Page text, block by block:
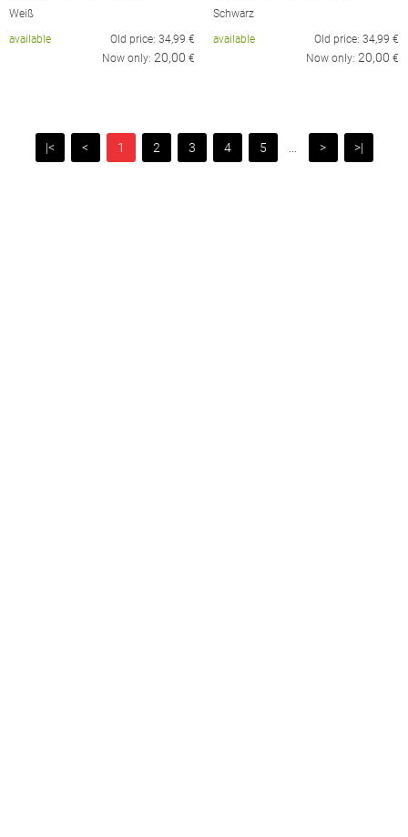
Weiß
available
Old price: 34,99 €
Now only: 20,00 €
Schwarz
available
Old price: 34,99 €
Now only: 20,00 €
|< < 1 2 3 4 5 > >|